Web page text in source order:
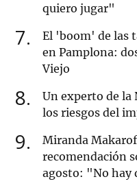
quiero jugar"
7
El 'boom' de las
en Pamplona:
Viejo
8
Un experto de la
los riesgos del
9
Miranda
recomendación
agosto: "No hay